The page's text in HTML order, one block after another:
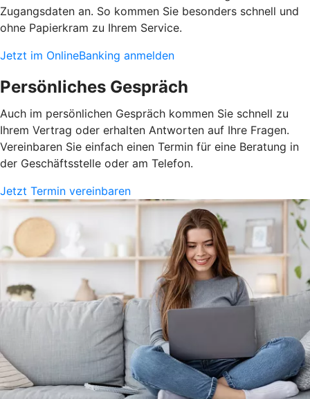
Zugangsdaten an. So kommen Sie besonders schnell und
ohne Papierkram zu Ihrem Service.
Jetzt im OnlineBanking anmelden
Persönliches Gespräch
Auch im persönlichen Gespräch kommen Sie schnell zu
Ihrem Vertrag oder erhalten Antworten auf Ihre Fragen.
Vereinbaren Sie einfach einen Termin für eine Beratung in
der Geschäftsstelle oder am Telefon.
Jetzt Termin vereinbaren